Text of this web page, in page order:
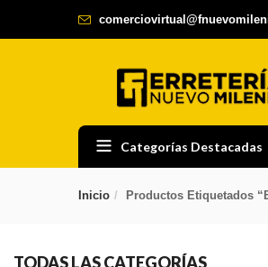
Categorías Destacadas
Inicio Productos Etiquetados
TODAS LAS CATEGORÍAS